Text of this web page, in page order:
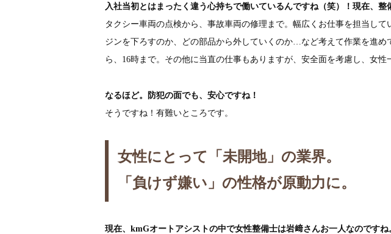
入社当初とはまったく違う心持ちで働いているんですね（笑）！現在、
タクシー車両の点検から、事故車両の修理まで。幅広くお仕事を担当し
ジンを下ろすのか、どの部品から外していくのか…など考えて作業を進
ら、16時まで。その他に当直の仕事もありますが、安全面を考慮し、女性
なるほど。防犯の面でも、安心ですね！
そうですね！有難いところです。
女性にとって「未開地」の業界。
「負けず嫌い」の性格が原動力に。
現在、kmGオートアシストの中で女性整備士は岩﨑さんお一人なのですね